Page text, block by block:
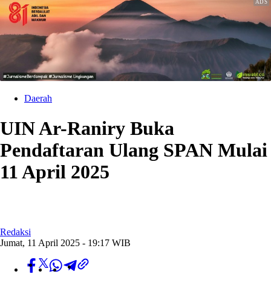
Daerah
UIN Ar-Raniry Buka
Pendaftaran Ulang SPAN Mulai
11 April 2025
Redaksi
Jumat, 11 April 2025 - 19:17 WIB